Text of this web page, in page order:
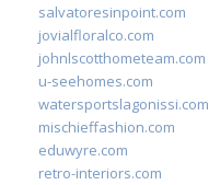
salvatoresinpoint.com
jovialfloralco.com
johnlscotthometeam.com
u-seehomes.com
watersportslagonissi.com
mischieffashion.com
eduwyre.com
retro-interiors.com